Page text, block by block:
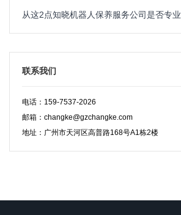
从这2点知晓机器人保养服务公司是否专业
联系我们
电话：159-7537-2026
邮箱：changke@gzchangke.com
地址：广州市天河区高普路168号A1栋2楼